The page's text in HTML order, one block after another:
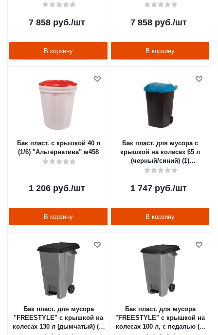
"Альтернатива" м5938
7 858руб./шт
В корзину
"Альтернатива" м5937
7 858руб./шт
В корзину
Бак пласт. с крышкой 40 л
(1/6) "Альтернатива" м458
1 206руб./шт
В корзину
Бак пласт. для мусора с
крышкой на колесах 65 л
(черный/синий) (1)
"Альтернатива" м4664
1 747руб./шт
В корзину
Бак пласт. для мусора
"FREESTYLE" с крышкой на
колесах 130 л (дымчатый) (1)
Бак пласт. для мусора
"FREESTYLE" с крышкой на
колесах 100 л, с педалью (1)